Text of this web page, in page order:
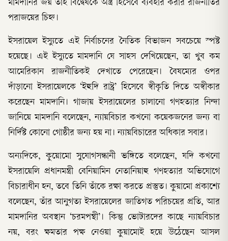
মামদানির জয় তাই বিদ্বেষকে অস্ত্র হিসেবে ব্যবহার করার রাজনীতির
পরাজয়ের চিহ্ন।
ইসরায়েল ইস্যুতে এই নির্বাচনের নৈতিক বিভাজন সবচেয়ে স্পষ্ট
হয়েছে। এই ইস্যুতে মামদানি যে সাহস দেখিয়েছেন, তা খুব কম
আমেরিকান রাজনীতিকই দেখাতে পেরেছেন। বৈষম্যের ওপর
দাঁড়ানো ইসরায়েলকে ‘ইহুদি রাষ্ট্র’ হিসেবে স্বীকৃতি দিতে অস্বীকার
করেছেন মামদানি। গাজায় ইসরায়েলের চালানো গণহত্যার নিন্দা
জানিয়ে মামদানি বলেছেন, ন্যায়বিচার কখনো কয়েকজনের জন্য বা
নির্দিষ্ট কোনো গোষ্ঠীর জন্য হয় না। ন্যায়বিচারের অধিকার সবার।
অন্যদিকে, কুয়োমো সুযোগসন্ধানী ভঙ্গিতে বলেছেন, যদি কখনো
ইসরায়েলি প্রধানমন্ত্রী বেনিয়ামিন নেতানিয়াহু গণহত্যার অভিযোগে
বিচারাধীন হন, তবে তিনি তাঁকে রক্ষা করতে প্রস্তুত। কুয়ামো প্রকাশ্যে
বলেছেন, তাঁর আনুগত্য ইসরায়েলের জাতিগত পরিচয়ের প্রতি, আর
মামদানির অবস্থান ‘চরমপন্থী’। কিন্তু ভোটারদের কাছে ন্যায়বিচার
নয়, বরং ক্ষমতার পক্ষ নেওয়া কুয়ামোই হয়ে উঠেছেন আসল